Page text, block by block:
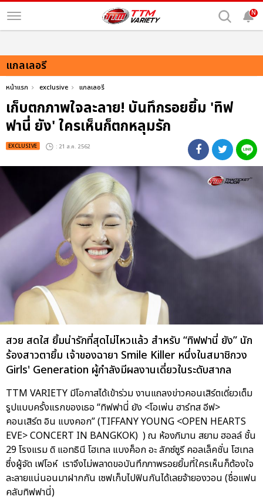
N
แกลเลอรี
หน้าแรก exclusive แกลเลอรี
เก็บตกภาพใจละลาย! บันทึกรอยยิ้ม 'ทิฟ
ฟานี่ ยัง' ใครเห็นก็ตกหลุมรัก
EXCLUSIVE : 21 ส.ค. 2562
สวย สดใส ยิ้มน่ารักที่สุดไม่ไหวแล้ว สำหรับ “ทิฟฟานี่ ยัง” นัก
ร้องสาวตายิ้ม เจ้าของฉายา Smile Killer หนึ่งในสมาชิกวง
Girls' Generation ผู้กำลังมีผลงานเดี่ยวในระดับสากล
TTM VARIETY มีโอกาสได้เข้าร่วม งานแถลงข่าวคอนเสิร์ตเดี่ยวเต็ม
รูปแบบครั้งแรกของเธอ “ทิฟฟานี่ ยัง <โอเพ่น ฮาร์ทส อีฟ>
คอนเสิร์ต อิน แบงคอก” (TIFFANY YOUNG <OPEN HEARTS
EVE> CONCERT IN BANGKOK) ) ณ ห้องภิมาน สยาม ฮอลล์ ชั้น
29 โรงแรม ดิ แอทธินี โฮเทล แบงค็อก อะ ลักซ์ซูรี คอลเล็คชั่น โฮเทล
ซึ่งผู้จัด เฟโอห์ เราจึงไม่พลาดขอบันทึกภาพรอยยิ้มที่ใครเห็นก็ต้องใจ
ละลายแน่นอนมาฝากกัน เซฟเก็บไปฟินกันได้เลยจ้ายองวอน (ชื่อแฟน
คลับทิฟฟานี่)